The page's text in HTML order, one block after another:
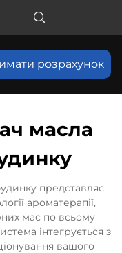
розрахунок
масла
представляє
ароматерапії,
мас по всьому
інтегрується з
вашого